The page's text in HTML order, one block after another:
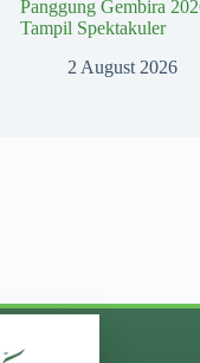
Panggung Gembira
Tampil Spektakuler
2 August 2026